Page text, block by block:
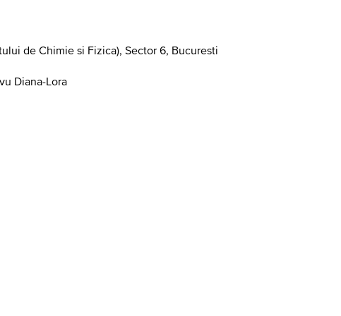
de Chimie si Fizica), Sector 6, Bucuresti
Diana-Lora